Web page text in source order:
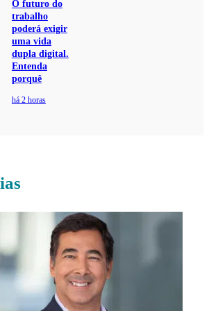
O futuro do
trabalho
poderá exigir
uma vida
dupla digital.
Entenda
porquê
há 2 horas